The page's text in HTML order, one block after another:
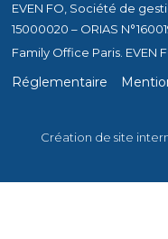
EVEN FO, Société de
15000020 – ORIAS
Family Office Paris. EVEN
Réglementaire
Création de site